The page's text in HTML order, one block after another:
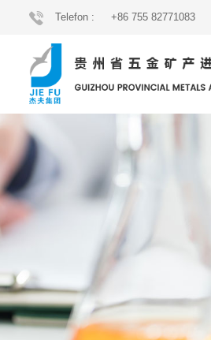
Telefon : +86 755 82771083